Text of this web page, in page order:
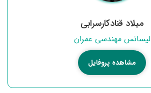
میلاد قنادکارسرابی
لیسانس مهندسی عمران
مشاهده پروفایل